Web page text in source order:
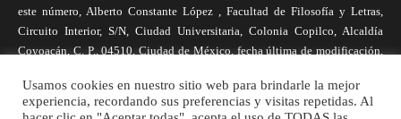
este número, Alberto Constante López , Facultad de Filosofía y Letras,
Circuito Interior, S/N, Ciudad Universitaria, Colonia Copilco, Alcaldía
Coyoacán, C. P., 04510, Ciudad de México, fecha última de modificación,
necesariamente reflejan la postura de la revista, ni de Universidad Nacional
Autónoma de México. Los autores son responsables de los contenidos de
Usamos cookies en nuestro sitio web para brindarle la mejor
experiencia, recordando sus preferencias y visitas repetidas. Al